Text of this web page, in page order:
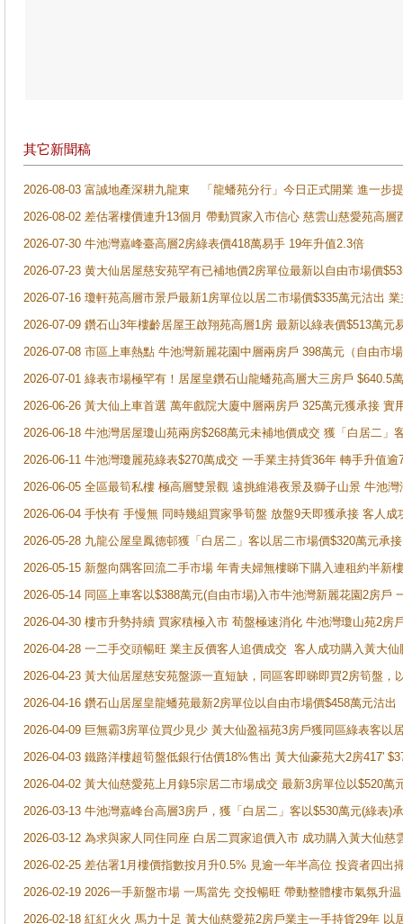
其它新聞稿
2026-08-03 富誠地產深耕九龍東 「龍蟠苑分行」今日正式開業 進一步
2026-08-02 差估署樓價連升13個月 帶動買家入市信心 慈雲山慈愛苑高層
2026-07-30 牛池灣嘉峰臺高層2房綠表價418萬易手 19年升值2.3倍
2026-07-23 黄大仙居屋慈安苑罕有已補地價2房單位最新以自由市場價
2026-07-16 瓊軒苑高層市景戶最新1房單位以居二市場價$335萬元沽出
2026-07-09 鑽石山3年樓齡居屋王啟翔苑高層1房 最新以綠表價$513萬元
2026-07-08 市區上車熱點 牛池灣新麗花園中層兩房戶 398萬元（自由市
2026-07-01 綠表市場極罕有！居屋皇鑽石山龍蟠苑高層大三房戶
2026-06-26 黃大仙上車首選 萬年戲院大廈中層兩房戶 325萬元獲承接 實
2026-06-18 牛池灣居屋瓊山苑兩房$268萬元未補地價成交 獲「白居二」
2026-06-11 牛池灣瓊麗苑綠表$270萬成交 一手業主持貨36年 轉手升值逾
2026-06-05 全區最筍私樓 極高層雙景觀 遠挑維港夜景及獅子山景 牛池
2026-06-04 手快有 手慢無 同時幾組買家爭筍盤 放盤9天即獲承接 客人
2026-05-28 九龍公屋皇鳳德邨獲「白居二」客以居二市場價$320萬元承接
2026-05-15 新盤向隅客回流二手市場 年青夫婦無樓睇下購入連租約半新
2026-05-14 同區上車客以$388萬元(自由市場)入市牛池灣新麗花園2房戶
2026-04-30 樓市升勢持續 買家積極入市 荀盤極速消化 牛池灣瓊山苑2房
2026-04-28 一二手交頭暢旺 業主反價客人追價成交 客人成功購入黃大
2026-04-23 黃大仙居屋慈安苑盤源一直短缺，同區客即睇即買2房筍盤，
2026-04-16 鑽石山居屋皇龍蟠苑最新2房單位以自由市場價$458萬元沽出
2026-04-09 巨無霸3房單位買少見少 黃大仙盈福苑3房戶獲同區綠表客以
2026-04-03 鐵路洋樓超筍盤低銀行估價18%售出 黃大仙豪苑大2房417'
2026-04-02 黃大仙慈愛苑上月錄5宗居二市場成交 最新3房單位以$520萬
2026-03-13 牛池灣嘉峰台高層3房戶，獲「白居二」客以$530萬元(綠表)
2026-03-12 為求與家人同住同座 白居二買家追價入市 成功購入黃大仙
2026-02-25 差估署1月樓價指數按月升0.5% 見逾一年半高位 投資者四
2026-02-19 2026一手新盤市場 一馬當先 交投暢旺 帶動整體樓市氣氛升
2026-02-18 紅紅火火 馬力十足 黃大仙慈愛苑2房戶業主一手持貨29年 以